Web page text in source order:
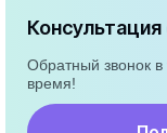
Обратный звонок
время!